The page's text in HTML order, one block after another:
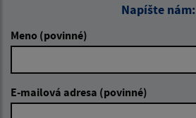
Napíšte nám:
Meno (povinné)
E-mailová adresa (povinné)